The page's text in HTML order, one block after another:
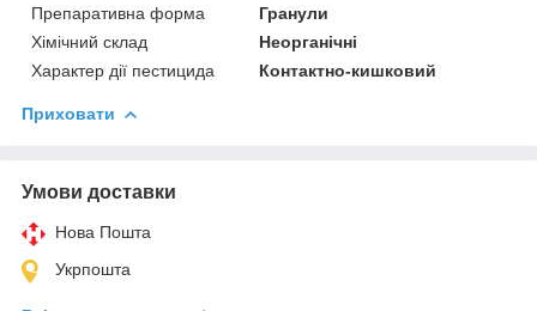
Препаративна форма
Гранули
Хімічний склад
Неорганічні
Характер дії пестицида
Контактно-кишковий
Приховати
Умови доставки
Нова Пошта
Укрпошта